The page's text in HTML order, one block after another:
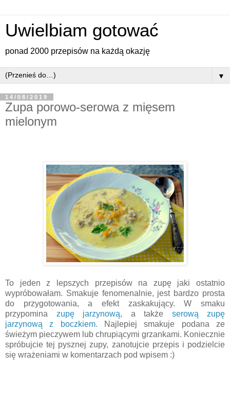
Uwielbiam gotować
ponad 2000 przepisów na każdą okazję
▼
14/08/2019
Zupa porowo-serowa z mięsem
mielonym
To jeden z lepszych przepisów na zupę jaki ostatnio
wypróbowałam. Smakuje fenomenalnie, jest bardzo prosta
do przygotowania, a efekt zaskakujący. W smaku
przypomina zupę jarzynową, a także serową zupę
jarzynową z boczkiem. Najlepiej smakuje podana ze
świeżym pieczywem lub chrupiącymi grzankami. Koniecznie
spróbujcie tej pysznej zupy, zanotujcie przepis i podzielcie
się wrażeniami w komentarzach pod wpisem :)